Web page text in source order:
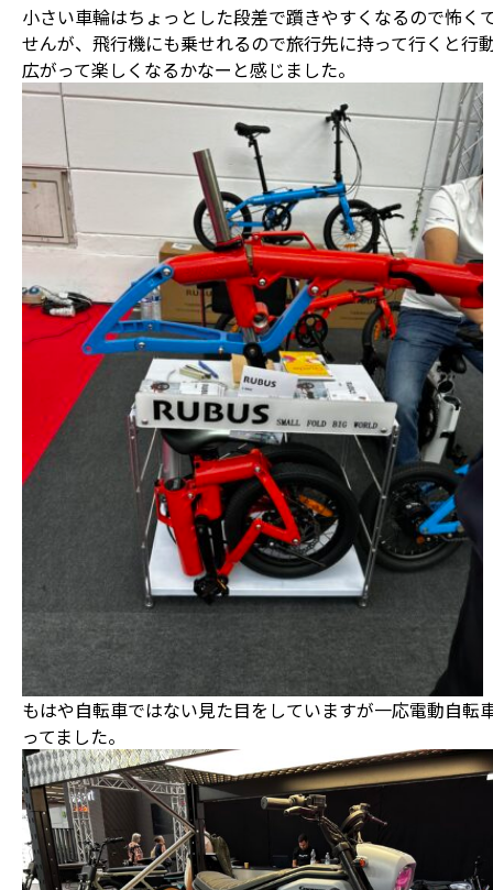
小さい車輪はちょっとした段差で躓きやすくなるので怖く
せんが、飛行機にも乗せれるので旅行先に持って行くと行
広がって楽しくなるかなーと感じました。
もはや自転車ではない見た目をしていますが一応電動自転
ってました。